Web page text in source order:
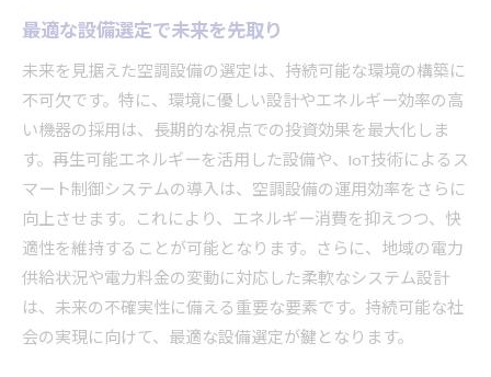
空調設備工事の投資プランを立てる
最新技術が空調設備工事に与える影響
革新的な技術で空調設備工事を進化
空調設備工事の技術革新を追う
空調設備工事の未来を形作る技術
空調設備工事におけるAIの活用法
空調設備工事で未来のニーズに応える
空調設備工事の投資で快適な未来を
快適な生活を実現する空調設備工事
最適な設備選定で未来を先取り
未来を見据えた空調設備の選定は、持続可能な環境の構築に
不可欠です。特に、環境に優しい設計やエネルギー効率の高
い機器の採用は、長期的な視点での投資効果を最大化しま
す。再生可能エネルギーを活用した設備や、IoT技術によるス
マート制御システムの導入は、空調設備の運用効率をさらに
向上させます。これにより、エネルギー消費を抑えつつ、快
適性を維持することが可能となります。さらに、地域の電力
供給状況や電力料金の変動に対応した柔軟なシステム設計
は、未来の不確実性に備える重要な要素です。持続可能な社
会の実現に向けて、最適な設備選定が鍵となります。